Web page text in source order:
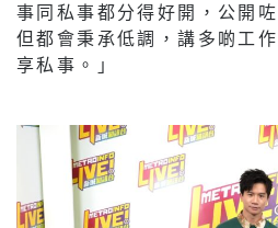
事同私事都分得好開，公開
但都會秉承低調，講多啲工
享私事。」